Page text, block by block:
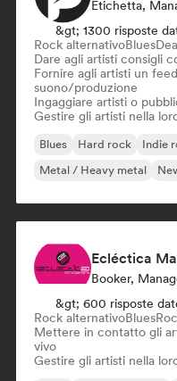
&gt; 1300 risposte
Rock alternativoBlues
Dare agli artisti consigli
Fornire agli artisti un
suono/produzione
Ingaggiare artisti o
Gestire gli artisti nella
Blues Hard rock Indie
Metal / Heavy metal
Ecléctica
Booker,
&gt; 600 risposte
Rock alternativoBlues
Mettere in contatto gli
vivo
Gestire gli artisti nella